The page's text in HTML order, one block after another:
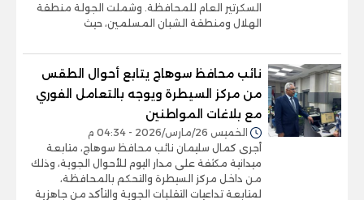
السكرتير العام للمحافظة. وشملت الجولة منطقة
الهلال ومنطقة الشبان المسلمين، حيث
نائب محافظ سوهاج يتابع أحوال الطقس
من مركز السيطرة ويوجه بالتعامل الفوري
مع بلاغات المواطنين
الخميس 26/مارس/2026 - 04:34 م
أجرى كمال سليمان نائب محافظ سوهاج، متابعة
ميدانية مكثفة على مدار اليوم للأحوال الجوية، وذلك
من داخل مركز السيطرة والتحكم بالمحافظة،
لمتابعة تداعيات التقلبات الجوية والتأكد من جاهزية